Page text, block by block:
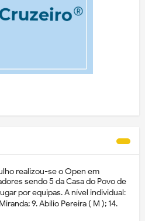
realizou-se o Open em
sendo 5 da Casa do Povo de
por equipas. A nível individual:
9. Abílio Pereira ( M ); 14.